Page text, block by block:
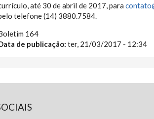
até 30 de abril de 2017, para
telefone (14) 3880.7584.
164
de publicação: ter, 21/03/2017 - 12:34